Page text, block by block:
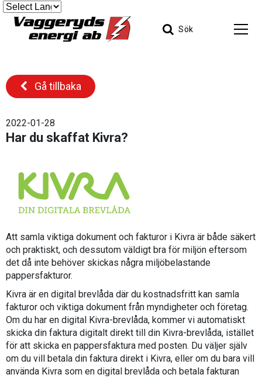
Sök
Gå tillbaka
2022-01-28
Har du skaffat Kivra?
Att samla viktiga dokument och fakturor i Kivra är både säkert
och praktiskt, och dessutom väldigt bra för miljön eftersom
det då inte behöver skickas några miljöbelastande
pappersfakturor.
Kivra är en digital brevlåda där du kostnadsfritt kan samla
fakturor och viktiga dokument från myndigheter och företag.
Om du har en digital Kivra-brevlåda, kommer vi automatiskt
skicka din faktura digitalt direkt till din Kivra-brevlåda, istället
för att skicka en pappersfaktura med posten. Du väljer själv
om du vill betala din faktura direkt i Kivra, eller om du bara vill
använda Kivra som en digital brevlåda och betala fakturan